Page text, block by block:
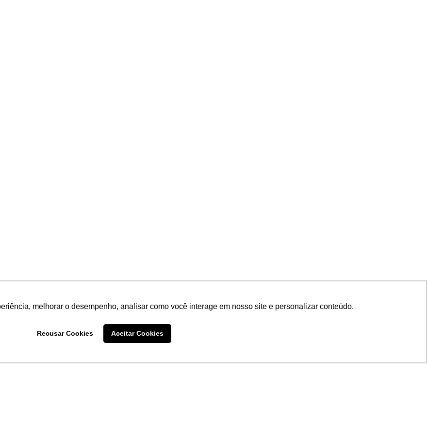
melhorar o desempenho, analisar como você interage em nosso site e personalizar conteúdo.
Recusar Cookies Aceitar Cookies